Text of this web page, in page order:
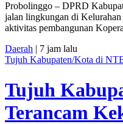
Probolinggo – DPRD
jalan lingkungan di
aktivitas pembangunan
Daerah | 7 jam lalu
Tujuh Kabupaten/Kota di
Tujuh
Terancam